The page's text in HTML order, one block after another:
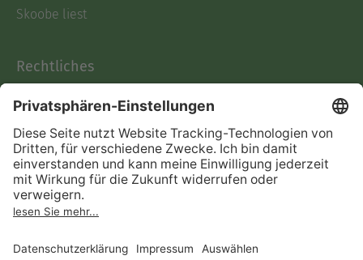
Skoobe liest
Rechtliches
AGB
Informationen nach Data
Act
Verträge hier kündigen
Impressum